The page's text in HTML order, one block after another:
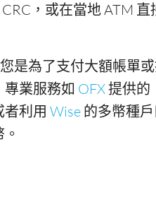
，或在當地 ATM
是為了支付大額帳單
業服務如 OFX提供的
者利用Wise 的多幣種